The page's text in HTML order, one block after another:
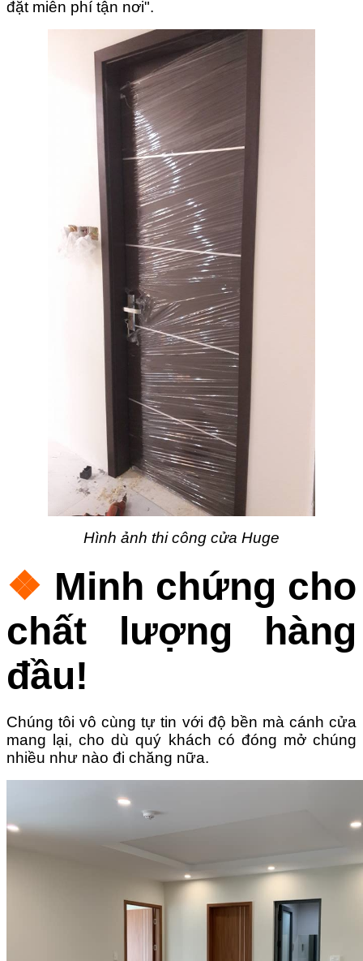
đặt miễn phí tận nơi".
Hình ảnh thi công cửa Huge
❖ Minh chứng cho
chất lượng hàng
đầu!
Chúng tôi vô cùng tự tin với độ bền mà cánh cửa
mang lại, cho dù quý khách có đóng mở chúng
nhiều như nào đi chăng nữa.